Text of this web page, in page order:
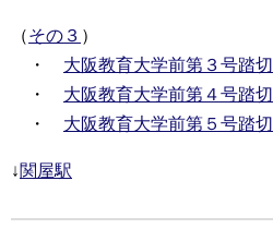
（その３ ）
・ 大阪教育大学前第３号踏切
・ 大阪教育大学前第４号踏切
・ 大阪教育大学前第５号踏切
↓関屋駅